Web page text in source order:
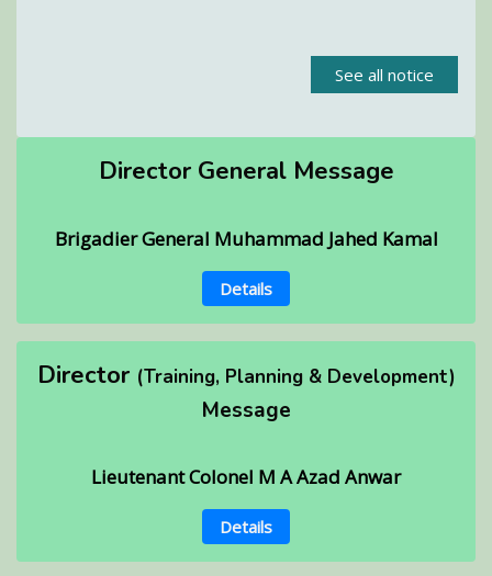
See all notice
Director General Message
Brigadier General Muhammad Jahed Kamal
Details
Director (Training, Planning & Development)
Message
Lieutenant Colonel M A Azad Anwar
Details